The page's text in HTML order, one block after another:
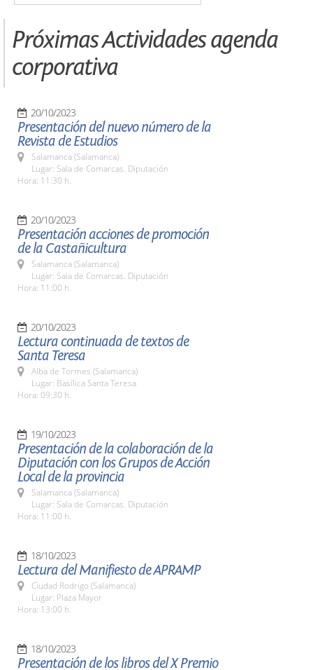
Próximas Actividades agenda
corporativa
20/10/2023
Presentación del nuevo número de la
Revista de Estudios
Salamanca (Salamanca)
Lugar: Sala de Comarcas. Diputación
Hora: 11:30 h.
20/10/2023
Presentación acciones de promoción
de la Castañicultura
Salamanca (Salamanca)
Lugar: Sala de Comarcas. Diputación
Hora: 11:00 h.
20/10/2023
Lectura continuada de textos de
Santa Teresa
Alba de Tormes (Salamanca)
Lugar: Basílica Santa Teresa
Hora: 09:30 h.
19/10/2023
Presentación de la colaboración de la
Diputación con los Grupos de Acción
Local de la provincia
Salamanca (Salamanca)
Lugar: Sala de Comarcas. Diputación
Hora: 11:00 h.
18/10/2023
Lectura del Manifiesto de APRAMP
Ciudad Rodrigo (Salamanca)
Lugar: Plaza Mayor
Hora: 13:00 h.
18/10/2023
Presentación de los libros del X Premio